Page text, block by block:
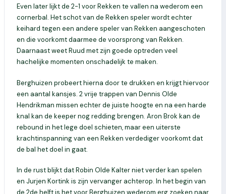
Even later lijkt de 2-1 voor Rekken te vallen na wederom een
cornerbal. Het schot van de Rekken speler wordt echter
keihard tegen een andere speler van Rekken aangeschoten
en die voorkomt daarmee de voorsprong van Rekken.
Daarnaast weet Ruud met zijn goede optreden veel
hachelijke momenten onschadelijk te maken.
Berghuizen probeert hierna door te drukken en krijgt hiervoor
een aantal kansjes. 2 vrije trappen van Dennis Olde
Hendrikman missen echter de juiste hoogte en na een harde
knal kan de keeper nog redding brengen. Aron Brok kan de
rebound in het lege doel schieten, maar een uiterste
krachtinspanning van een Rekken verdediger voorkomt dat
de bal het doel in gaat.
In de rust blijkt dat Robin Olde Kalterniet verder kan spelen
en Jurjen Kortink is zijn vervanger achterop. In het begin van
de 2de helft is het voor Berghuizen wederom erg zoeken naar